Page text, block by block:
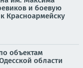
и боевую
Красноармейску
объектам
области